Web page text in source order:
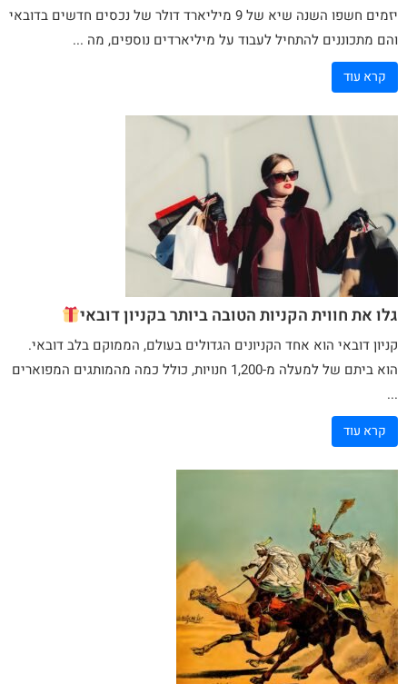
יזמים חשפו השנה שיא של 9 מיליארד דולר של נכסים חדשים בדובאי
והם מתכוננים להתחיל לעבוד על מיליארדים נוספים, מה ...
קרא עוד
גלו את חווית הקניות הטובה ביותר בקניון דובאי
קניון דובאיהוא אחד הקניונים הגדולים בעולם, הממוקם בלב דובאי.
הוא ביתם של למעלה מ-1,200 חנויות, כולל
כמהמהמותגים המפוארים
...
קרא עוד